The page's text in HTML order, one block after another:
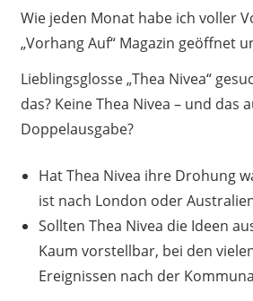
Wie jeden Monat habe ich voller
„Vorhang Auf“ Magazin geöffnet
Lieblingsglosse „Thea Nivea“
das? Keine Thea Nivea – und das
Doppelausgabe?
Hat Thea Nivea ihre Drohung
ist nach London oder
Sollten Thea Nivea die Ideen
Kaum vorstellbar, bei den
Ereignissen nach der